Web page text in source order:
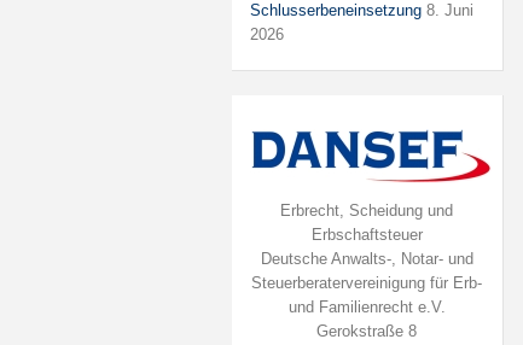
Schlusserbeneinsetzung 8. Juni
2026
Erbrecht, Scheidung und
Erbschaftsteuer
Deutsche Anwalts-, Notar- und
Steuerberatervereinigung für Erb-
und Familienrecht e.V.
Gerokstraße 8